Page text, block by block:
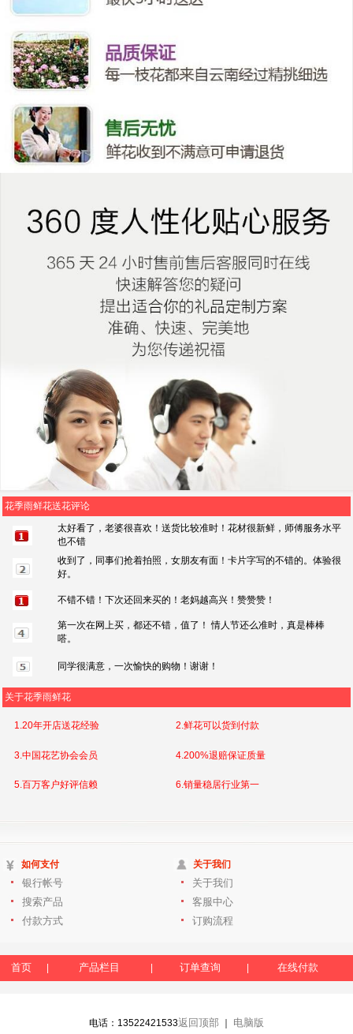
花季雨鲜花送花评论
太好看了，老婆很喜欢！送货比较准时！花材很新鲜，师傅服务水平
也不错
收到了，同事们抢着拍照，女朋友有面！卡片字写的不错的。体验很
好。
不错不错！下次还回来买的！老妈越高兴！赞赞赞！
第一次在网上买，都还不错，值了！ 情人节还么准时，真是棒棒
嗒。
同学很满意，一次愉快的购物！谢谢！
关于花季雨鲜花
1.20年开店送花经验 2.鲜花可以货到付款
3.中国花艺协会会员 4.200%退赔保证质量
5.百万客户好评信赖 6.销量稳居行业第一
如何支付 关于我们
银行帐号
关于我们
搜索产品
客服中心
付款方式
订购流程
首页 产品栏目 订单查询 在线付款
电话：13522421533返回顶部 电脑版